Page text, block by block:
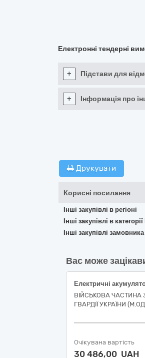
Електронні тендерні
+ Підстави для
+ Інформація про
Друкувати
Корисні посилання
Інші закупівлі в регіоні
Інші закупівлі в
Інші закупівлі
Вас може
Електричні
ВІЙСЬКОВА ЧАСТИНА
ГВАРДІЇ УКРАЇНИ
Очікувана вартість
30 486,00 UAH